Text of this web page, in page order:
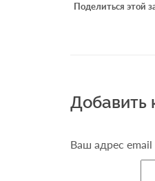
Поделиться этой
Добавить
Ваш адрес email